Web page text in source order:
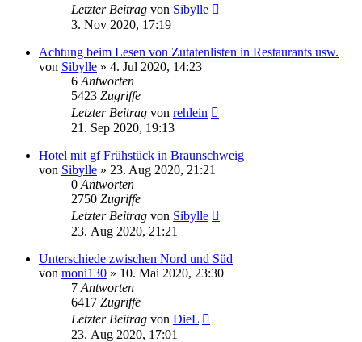
Letzter Beitrag von Sibylle
3. Nov 2020, 17:19
Achtung beim Lesen von Zutatenlisten in Restaurants usw.
von Sibylle » 4. Jul 2020, 14:23
6 Antworten
5423 Zugriffe
Letzter Beitrag von rehlein
21. Sep 2020, 19:13
Hotel mit gf Frühstück in Braunschweig
von Sibylle » 23. Aug 2020, 21:21
0 Antworten
2750 Zugriffe
Letzter Beitrag von Sibylle
23. Aug 2020, 21:21
Unterschiede zwischen Nord und Süd
von moni130 » 10. Mai 2020, 23:30
7 Antworten
6417 Zugriffe
Letzter Beitrag von DieL
23. Aug 2020, 17:01